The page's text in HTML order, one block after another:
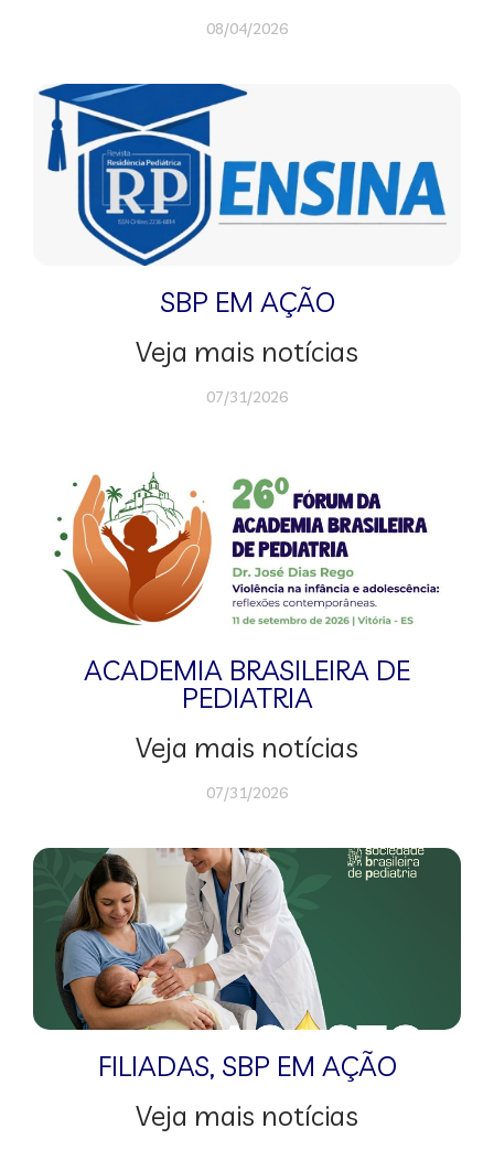
08/04/2026
SBP EM AÇÃO
Veja mais notícias
07/31/2026
ACADEMIA BRASILEIRA DE
PEDIATRIA
Veja mais notícias
07/31/2026
FILIADAS, SBP EM AÇÃO
Veja mais notícias